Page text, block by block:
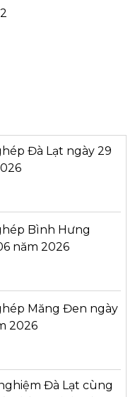
Đà Lạt ngày 29
Bình Hưng
năm 2026
Măng Đen ngày
2026
Đà Lạt cùng